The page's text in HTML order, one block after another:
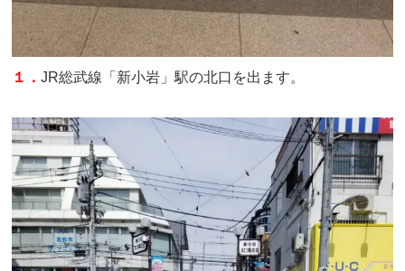
１．JR総武線「新小岩」駅の北口を出ます。